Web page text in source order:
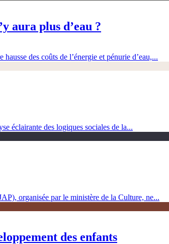
aura plus d’eau ?
des coûts de l’énergie et pénurie d’eau,...
éclairante des logiques sociales de la...
organisée par le ministère de la Culture, ne...
des enfants